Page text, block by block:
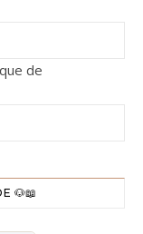
de
🐶📖